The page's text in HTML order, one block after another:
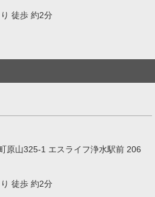
徒歩 約2分
原山325-1 エスライフ浄水駅前 206
徒歩 約2分